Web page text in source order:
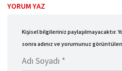
YORUM YAZ
Kişisel bilgileriniz paylaşılmayacaktır.
sonra adınız ve yorumunuz
Adı Soyadı *